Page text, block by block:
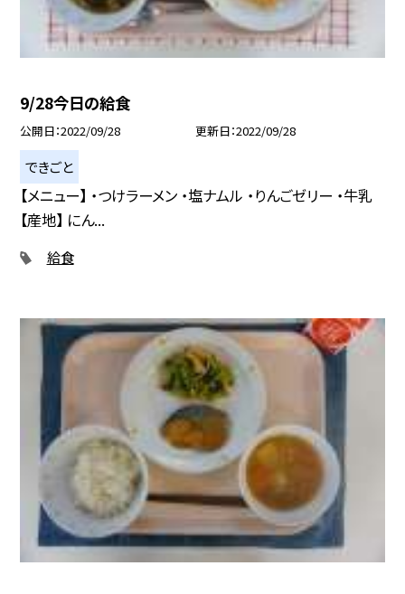
9/28今日の給食
公開日 2022/09/28 更新日 2022/09/28
できごと
【メニュー】 ・つけラーメン ・塩ナムル ・りんごゼリー ・牛乳
【産地】 にん...
給食